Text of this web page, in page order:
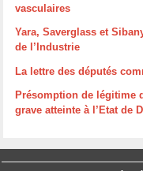
vasculaires
Yara, Saverglass et
de l’Industrie
La lettre des députés
Présomption de légitime
grave atteinte à l’Etat de